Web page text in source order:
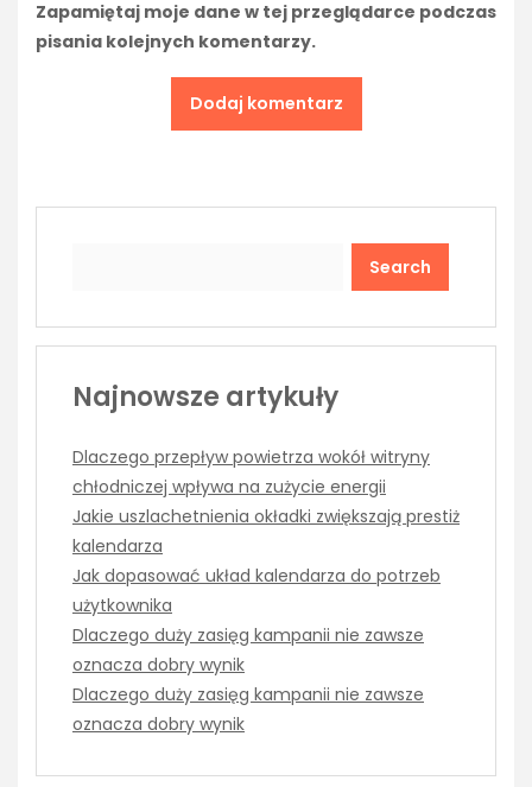
Zapamiętaj moje dane w tej przeglądarce podczas
pisania kolejnych komentarzy.
Najnowsze artykuły
Dlaczego przepływ powietrza wokół witryny
chłodniczej wpływa na zużycie energii
Jakie uszlachetnienia okładki zwiększają prestiż
kalendarza
Jak dopasować układ kalendarza do potrzeb
użytkownika
Dlaczego duży zasięg kampanii nie zawsze
oznacza dobry wynik
Dlaczego duży zasięg kampanii nie zawsze
oznacza dobry wynik